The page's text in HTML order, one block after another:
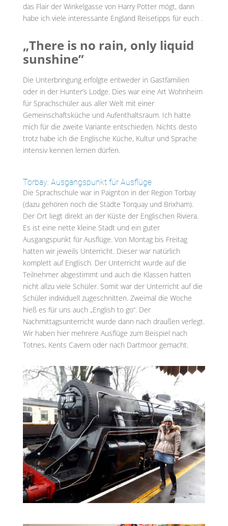
das Flair der Winkelgasse von Harry Potter mögt, dann
habe ich viele interessante England Reisetipps für euch .
„There is no rain, only liquid
sunshine”
Die Unterbringung erfolgte entweder in Gastfamilien
oder in der Hunter’s Lodge. Dies war eine Art Wohnheim
für Sprachschüler aus aller Welt mit einer
Gemeinschaftsküche und Aufenthaltsraum. Ich hatte
mich für die zweite Variante entschieden. Nichts desto
trotz habe ich die Englische Küche, Kultur und Sprache
intensiv kennen lernen dürfen.
Torbay: Ausgangspunkt für Ausflüge
Die Sprachschule war in Paignton in der Region Torbay
(dazu gehören noch die Städte Torquay und Brixham).
Der Ort liegt direkt an der Küste der Englischen Riviera.
Es ist eine nette kleine Stadt und ein guter
Ausgangspunkt für Ausflüge. Von Montag bis Freitag
hatten wir jeweils Unterricht. Dieser war natürlich
komplett auf Englisch. Der Unterricht wurde auf die
Teilnehmer abgestimmt und auch die Klassen hatten
nicht allzu viele Schüler. Somit war der Unterricht auf die
Schüler individuell zugeschnitten. Zweimal die Woche
hieß es für uns auch „English to go“. Der
Nachmittagsunterricht wurde dann nach draußen verlegt.
Wir haben hier mehrere Ausflüge zum Beispiel nach
Totnes, Kents Cavern oder nach Dartmoor gemacht.